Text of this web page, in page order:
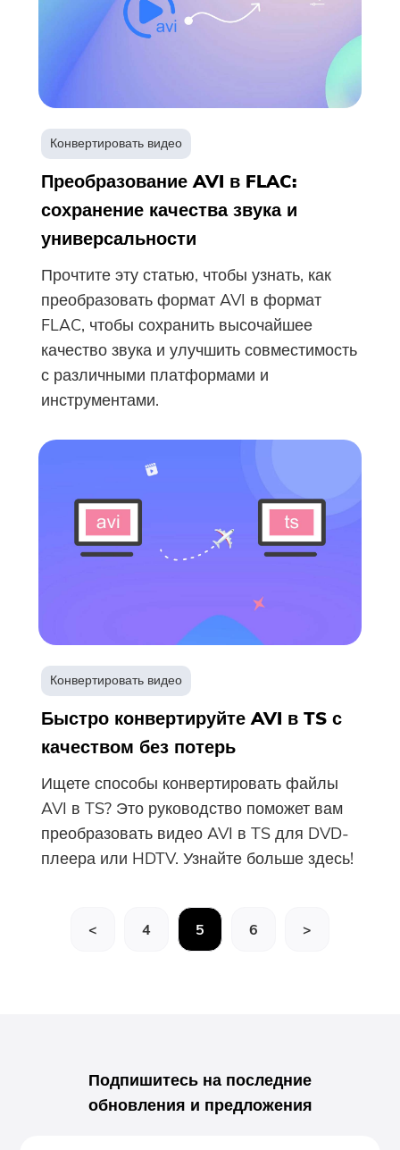
Конвертировать видео
Преобразование AVI в FLAC:
сохранение качества звука и
универсальности
Прочтите эту статью, чтобы узнать, как
преобразовать формат AVI в формат
FLAC, чтобы сохранить высочайшее
качество звука и улучшить совместимость
с различными платформами и
инструментами.
Конвертировать видео
Быстро конвертируйте AVI в TS с
качеством без потерь
Ищете способы конвертировать файлы
AVI в TS? Это руководство поможет вам
преобразовать видео AVI в TS для DVD-
плеера или HDTV. Узнайте больше здесь!
< 4 5 6 >
Подпишитесь на последние
обновления и предложения